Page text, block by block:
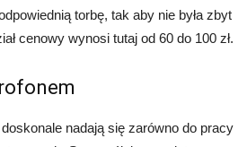
torbę, tak aby nie była zbyt
cenowy wynosi tutaj od 60 do 100 zł.
nadają się zarówno do pracy